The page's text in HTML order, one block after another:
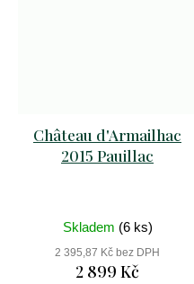
Château d'Armailhac
2015 Pauillac
Skladem (6 ks)
2 395,87 Kč bez DPH
2 899 Kč